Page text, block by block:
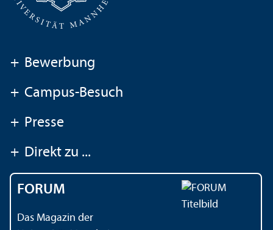
+ Bewerbung
+ Campus-Besuch
+ Presse
+ Direkt zu ...
FORUM
Das Magazin der